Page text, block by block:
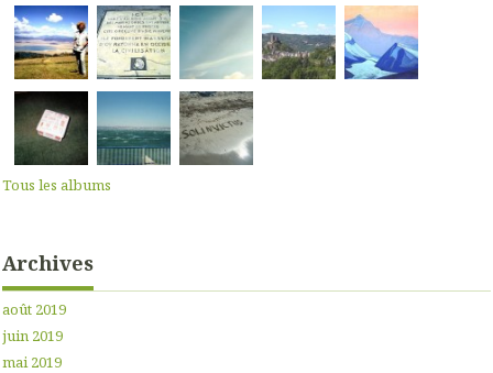
Tous les albums
Archives
août 2019
juin 2019
mai 2019